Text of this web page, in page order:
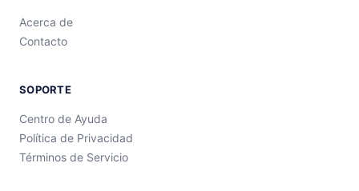
Acerca de
Contacto
SOPORTE
Centro de Ayuda
Política de Privacidad
Términos de Servicio